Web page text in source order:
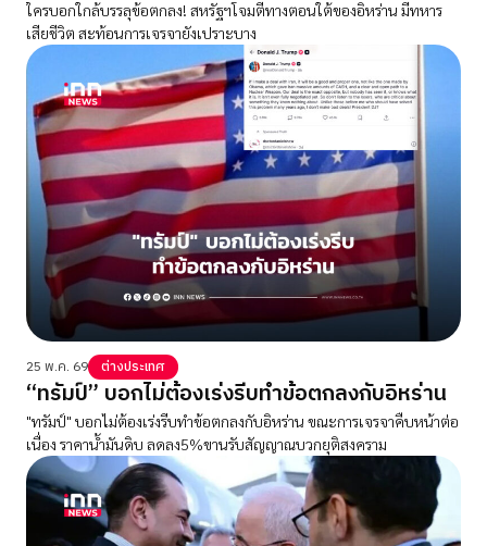
ใครบอกใกล้บรรลุข้อตกลง! สหรัฐฯโจมตีทางตอนใต้ของอิหร่าน มีทหาร
เสียชีวิต สะท้อนการเจรจายังเปราะบาง
25 พ.ค. 69 ต่างประเทศ
“ทรัมป์” บอกไม่ต้องเร่งรีบทำข้อตกลงกับอิหร่าน
"ทรัมป์" บอกไม่ต้องเร่งรีบทำข้อตกลงกับอิหร่าน ขณะการเจรจาคืบหน้าต่อ
เนื่อง ราคาน้ำมันดิบ ลดลง5%ขานรับสัญญาณบวกยุติสงคราม